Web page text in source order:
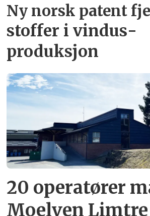
Ny norsk patent
stoffer i vindus­
produksjon
20 operatører
Moelven